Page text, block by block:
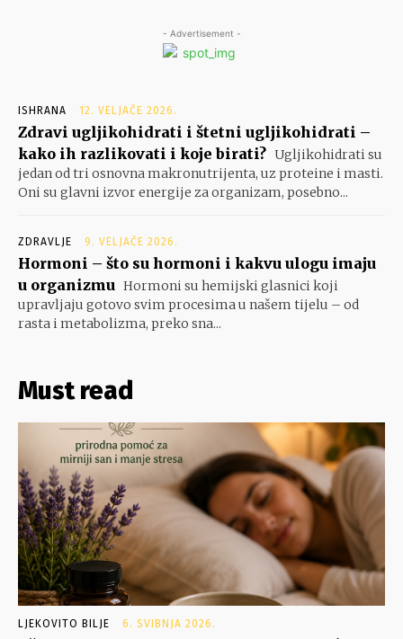
- Advertisement -
ISHRANA 12. VELJAČE 2026.
Zdravi ugljikohidrati i štetni ugljikohidrati –
kako ih razlikovati i koje birati? Ugljikohidrati su
jedan od tri osnovna makronutrijenta, uz proteine i masti.
Oni su glavni izvor energije za organizam, posebno...
ZDRAVLJE 9. VELJAČE 2026.
Hormoni – što su hormoni i kakvu ulogu imaju
u organizmu Hormoni su hemijski glasnici koji
upravljaju gotovo svim procesima u našem tijelu – od
rasta i metabolizma, preko sna...
Must read
LJEKOVITO BILJE 6. SVIBNJA 2026.